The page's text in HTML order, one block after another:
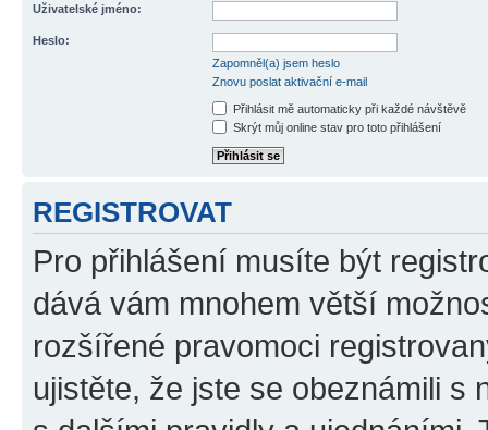
Uživatelské jméno:
Heslo:
Zapomněl(a) jsem heslo
Znovu poslat aktivační e-mail
Přihlásit mě automaticky při každé návštěvě
Skrýt můj online stav pro toto přihlášení
REGISTROVAT
Pro přihlášení musíte být
dává vám mnohem větší
rozšířené pravomoci
ujistěte, že jste se obeznámili s